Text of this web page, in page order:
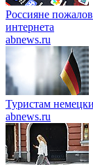
Россияне
интернета
abnews.ru
Туристам
abnews.ru